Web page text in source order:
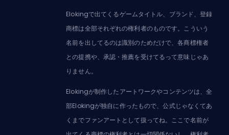
Elokingで出てくるゲームタイトル、ブランド、登録
商標は全部それぞれの権利者のものです。こういう
名前を出してるのは識別のためだけで、各商標権者
との提携や、承認・推薦を受けてるって意味じゃあ
りません。
Elokingが制作したアートワークやコンテンツは、全
部Elokingが独自に作ったもので、公式じゃなくてあ
くまでファンアートとして扱ってね。ここで名前が